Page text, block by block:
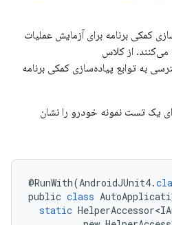
کمکی برنامه برای آزمایش عملیات
می‌کنند. از کلاس
به توابع پیاده‌سازی کمکی برنامه
یک تست نمونه خودرو را نشان
@RunWith(AndroidJUnit4.
public class
static